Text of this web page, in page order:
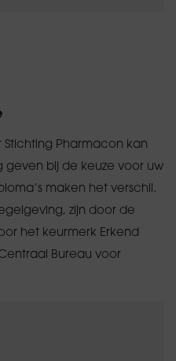
Pharmacon kan
geven bij de keuze voor uw
maken het verschil.
zijn door de
het keurmerk Erkend
Bureau voor